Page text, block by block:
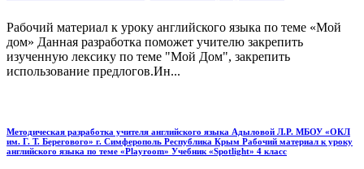
Рабочий материал к уроку английского языка по теме «Мой
дом» Данная разработка поможет учителю закрепить
изученную лексику по теме "Мой Дом", закрепить
использование предлогов.Ин...
Методическая разработка учителя английского языка Адыловой Л.Р. МБОУ «ОКЛ
им. Г. Т. Берегового» г. Симферополь Республика Крым Рабочий материал к уроку
английского языка по теме «Playroom» Учебник «Spotlight» 4 класс